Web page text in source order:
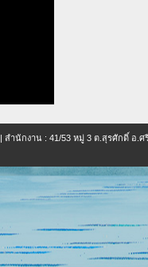
| สำนักงาน : 41/53 หมู่ 3 ต.สุรศักดิ์ อ.ศ